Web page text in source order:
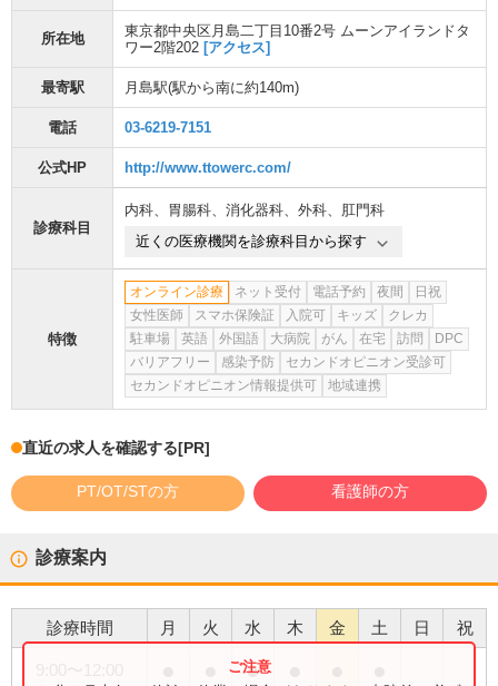
所在地
東京都中央区月島二丁目10番2号 ムーンアイランドタ
ワー2階202 [アクセス]
最寄駅 月島駅(駅から南に約140m)
電話 03-6219-7151
公式HP http://www.ttowerc.com/
診療科目
内科、 胃腸科、 消化器科、 外科、 肛門科
近くの医療機関を診療科目から探す
特徴
オンライン診療 ネット受付 電話予約 夜間
日祝
女性医師
スマホ保険証 入院可 キッズ
クレカ
駐車場
英語 外国語 大病院 がん 在宅 訪問
DPC
バリアフリー
感染予防
セカンドオピニオン受診可
セカンドオピニオン情報提供可
地域連携
直近の求人を確認する[PR]
PT/OT/STの方 看護師の方
診療案内
診療時間 月 火 水 木 金 土 日 祝
●